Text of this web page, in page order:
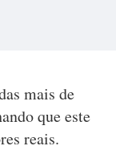
mais de
que este
reais.